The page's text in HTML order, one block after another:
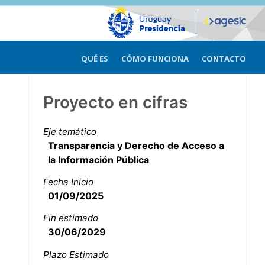
QUÉ ES CÓMO FUNCIONA CONTACTO
Proyecto en cifras
Eje temático
Transparencia y Derecho de Acceso a
la Información Pública
Fecha Inicio
01/09/2025
Fin estimado
30/06/2029
Plazo Estimado